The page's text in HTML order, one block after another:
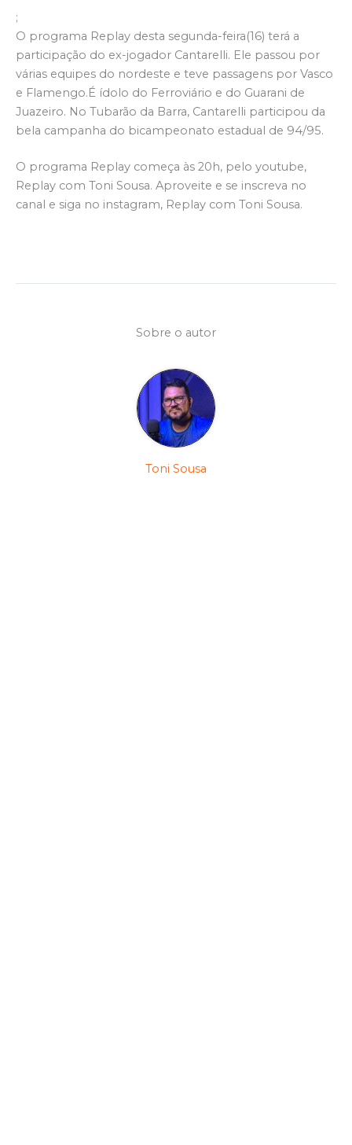
;
O programa Replay desta segunda-feira(16) terá a
participação do ex-jogador Cantarelli. Ele passou por
várias equipes do nordeste e teve passagens por Vasco
e Flamengo.É ídolo do Ferroviário e do Guarani de
Juazeiro. No Tubarão da Barra, Cantarelli participou da
bela campanha do bicampeonato estadual de 94/95.
O programa Replay começa às 20h, pelo youtube,
Replay com Toni Sousa. Aproveite e se inscreva no
canal e siga no instagram, Replay com Toni Sousa.
Sobre o autor
Toni Sousa